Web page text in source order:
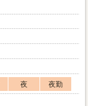
夜
夜勤